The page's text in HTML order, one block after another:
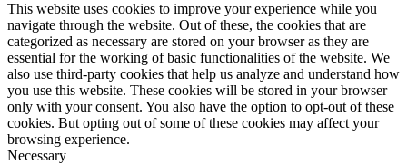
This website uses cookies to improve your experience while you
navigate through the website. Out of these, the cookies that are
categorized as necessary are stored on your browser as they are
essential for the working of basic functionalities of the website. We
also use third-party cookies that help us analyze and understand how
you use this website. These cookies will be stored in your browser
only with your consent. You also have the option to opt-out of these
cookies. But opting out of some of these cookies may affect your
browsing experience.
Necessary